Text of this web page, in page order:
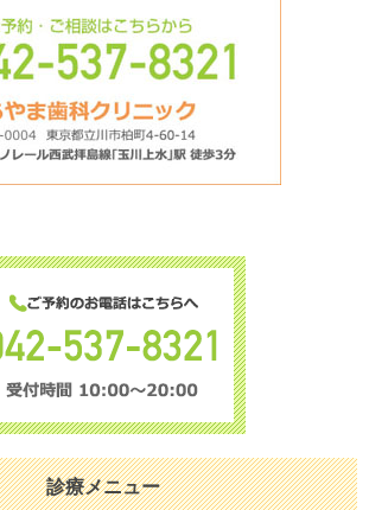
診療メニュー